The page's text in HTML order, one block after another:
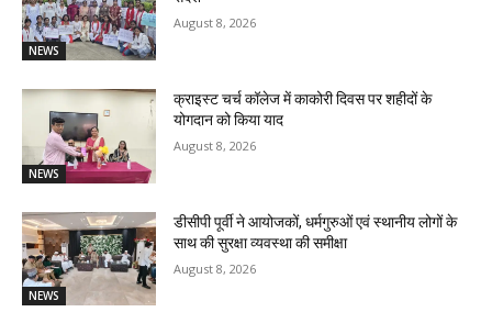
NEWS
August 8, 2026
NEWS
क्राइस्ट चर्च कॉलेज में काकोरी दिवस पर शहीदों के
योगदान को किया याद
August 8, 2026
NEWS
डीसीपी पूर्वी ने आयोजकों, धर्मगुरुओं एवं स्थानीय लोगों के
साथ की सुरक्षा व्यवस्था की समीक्षा
August 8, 2026